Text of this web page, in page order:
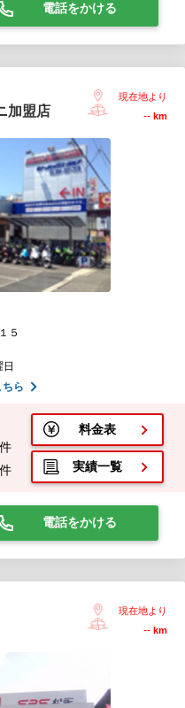
電話をかける
加盟店
現在地より
-- km
５
ちら
件
件
料金表
実績一覧
電話をかける
現在地より
-- km